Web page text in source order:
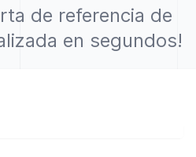
de referencia de
en segundos!